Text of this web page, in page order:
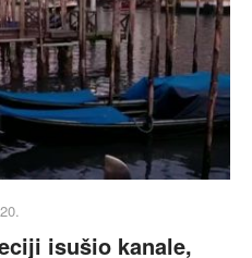
isušio kanale,